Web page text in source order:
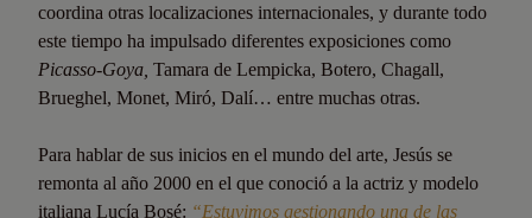
coordina otras localizaciones internacionales, y durante todo
este tiempo ha impulsado diferentes exposiciones como
Picasso-Goya, Tamara de Lempicka, Botero, Chagall,
Brueghel, Monet, Miró, Dalí… entre muchas otras.
Para hablar de sus inicios en el mundo del arte, Jesús se
remonta al año 2000 en el que conoció a la actriz y modelo
italiana Lucía Bosé: “Estuvimos gestionando una de las